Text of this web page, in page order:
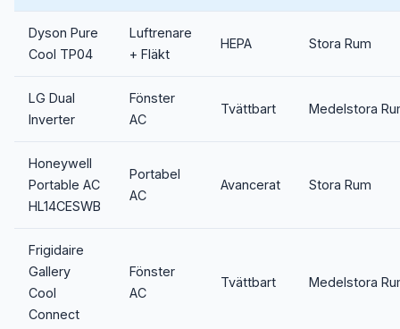
Dyson Pure
Cool TP04
Luftrenare
+ Fläkt
HEPA Stora Rum
LG Dual
Inverter
Fönster
AC
Tvättbart Medelstora
Honeywell
Portable AC
HL14CESWB
Portabel
AC
Avancerat Stora Rum
Frigidaire
Gallery
Cool
Connect
Fönster
AC
Tvättbart Medelstora